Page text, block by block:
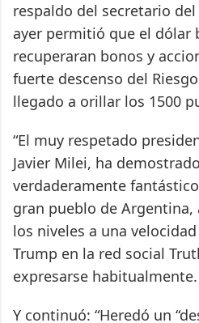
respaldo del secretario
ayer permitió que el dólar
recuperaran bonos y
fuerte descenso del
llegado a orillar los 1500
“El muy respetado
Javier Milei, ha
verdaderamente
gran pueblo de Argentina,
los niveles a una
Trump en la red social
expresarse habitualmente.
Y continuó: “Heredó un